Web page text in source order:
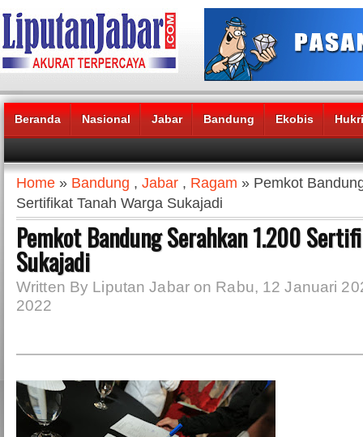
Beranda Nasional Jabar Bandung Ekobis
Headlines News :
Home » Bandung , Jabar , Ragam » Pemkot
Sertifikat Tanah Warga Sukajadi
Pemkot Bandung Serahkan 1.200
Sukajadi
Written By Liputan Jabar on Rabu, 12 Januari
2022